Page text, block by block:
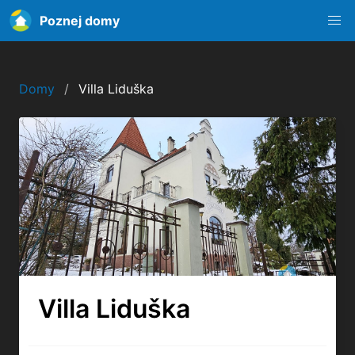
Poznej domy
Domy Villa Liduška
Villa Liduška